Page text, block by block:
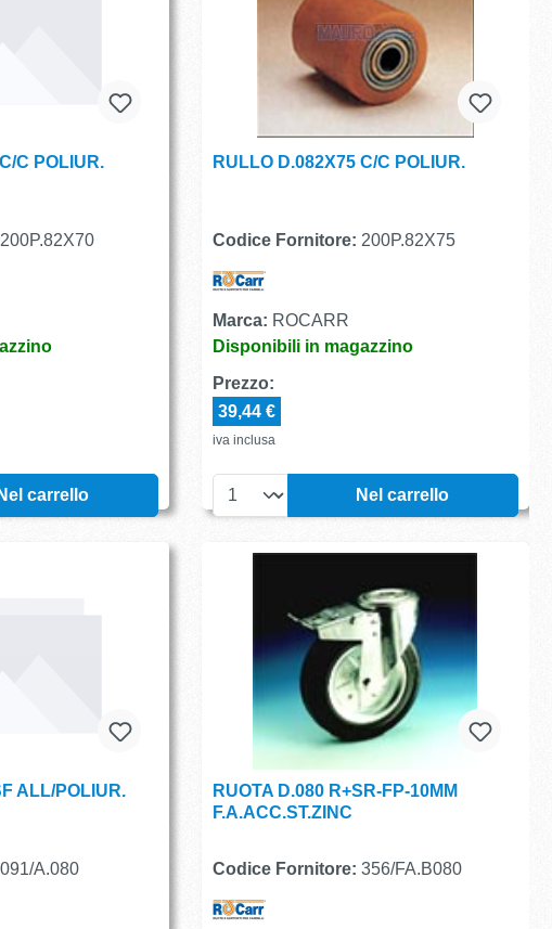
C POLIUR.
200P.82X70
Nel carrello
RULLO D.082X75 C/C POLIUR.
Codice Fornitore: 200P.82X75
Marca: ROCARR
Disponibili in magazzino
Prezzo:
39,44 €
iva inclusa
Nel carrello
ALL/POLIUR.
091/A.080
RUOTA D.080 R+SR-FP-10MM
F.A.ACC.ST.ZINC
Codice Fornitore: 356/FA.B080